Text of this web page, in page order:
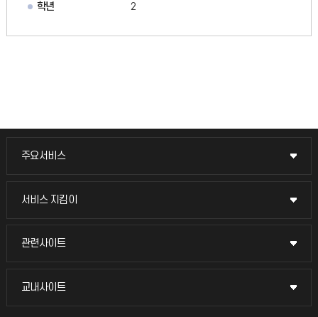
학년
2
주요서비스
주요서비스
교무회의방송
서비스 지킴이
서비스 지킴이
묻고 답하기
관련사이트
관련사이트
국방헬프콜
교내사이트
교내사이트